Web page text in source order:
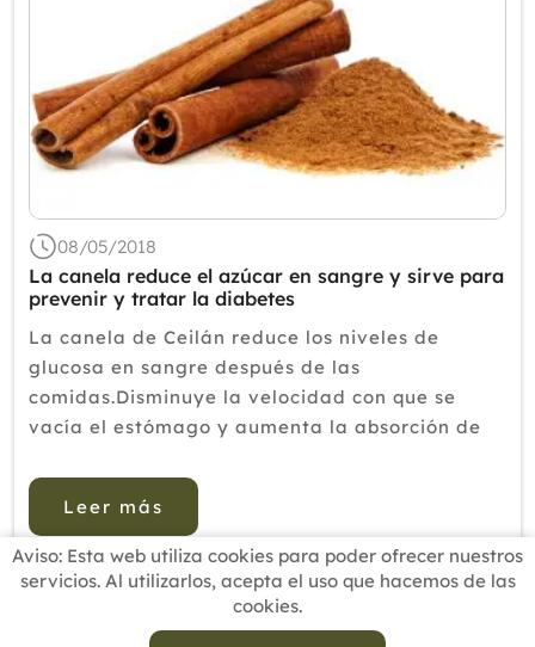
08/05/2018
La canela reduce el azúcar en sangre y sirve para
prevenir y tratar la diabetes
La canela de Ceilán reduce los niveles de
glucosa en sangre después de las
comidas.Disminuye la velocidad con que se
vacía el estómago y aumenta la absorción de
y en polvoLa diabetes es una enfermedad que
se caracteriza por un nivel alto de az...
Leer más
Aviso: Esta web utiliza cookies para poder ofrecer nuestros
servicios. Al utilizarlos, acepta el uso que hacemos de las
cookies.
BUSCADOR PROFESIONALES